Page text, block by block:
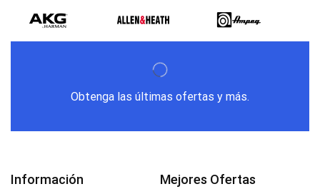
Obtenga las últimas ofertas y más.
Información Mejores Ofertas